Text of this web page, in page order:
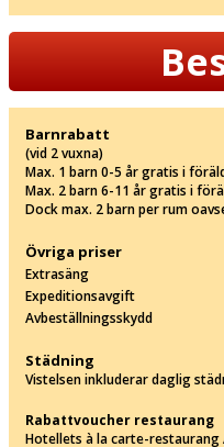
Barnrabatt
(vid 2 vuxna)
Max. 1 barn 0-5 år gratis i
Max. 2 barn 6-11 år gratis i
Dock max. 2 barn per rum
Övriga priser
Extrasäng
Expeditionsavgift
Avbeställningsskydd
Städning
Vistelsen inkluderar daglig
Rabattvoucher restaurang
Hotellets à la carte-